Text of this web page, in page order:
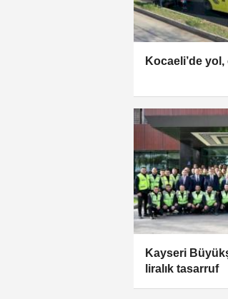
Kocaeli’de
Kayseri
liralık tasarruf